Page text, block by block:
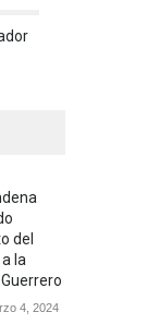
del
la
4, 2024